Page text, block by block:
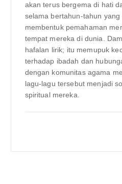
akan terus bergema di hati
selama bertahun-tahun yang
membentuk pemahaman
tempat mereka di dunia.
hafalan lirik; itu memupuk
terhadap ibadah dan
dengan komunitas agama
lagu-lagu tersebut menjadi
spiritual mereka.